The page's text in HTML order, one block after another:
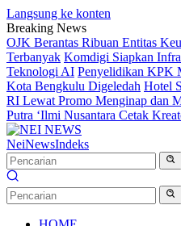
Langsung ke konten
Breaking News
OJK Berantas Ribuan Entitas
Terbanyak Komdigi Siapkan
Teknologi AI Penyelidikan KPK
Kota Bengkulu Digeledah Hotel
RI Lewat Promo Menginap dan
Putra ‘Ilmi Nusantara Cetak
NeiNewsIndeks